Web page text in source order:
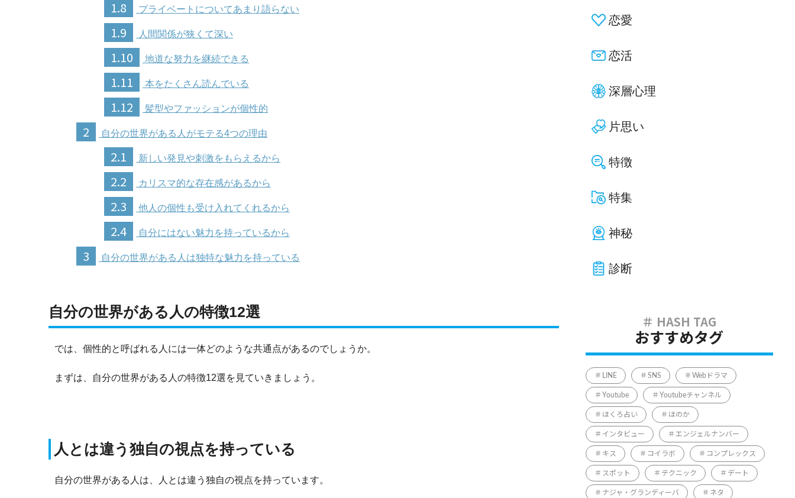
1.8 プライベートについてあまり語らない
1.9 人間関係が狭くて深い
1.10 地道な努力を継続できる
1.11 本をたくさん読んでいる
1.12 髪型やファッションが個性的
2 自分の世界がある人がモテる4つの理由
2.1 新しい発見や刺激をもらえるから
2.2 カリスマ的な存在感があるから
2.3 他人の個性も受け入れてくれるから
2.4 自分にはない魅力を持っているから
3 自分の世界がある人は独特な魅力を持っている
自分の世界がある人の特徴12選
では、個性的と呼ばれる人には一体どのような共通点があるのでしょうか。
まずは、自分の世界がある人の特徴12選を見ていきましょう。
人とは違う独自の視点を持っている
自分の世界がある人は、人とは違う独自の視点を持っています。
恋愛
恋活
深層心理
片思い
特徴
特集
神秘
診断
おすすめタグ
LINE SNS Webドラマ
Youtube Youtubeチャンネル
ほくろ占い ほのか
インタビュー エンジェルナンバー
キス コイラボ コンプレックス
スポット テクニック デート
ナジャ・グランディーバ ネタ